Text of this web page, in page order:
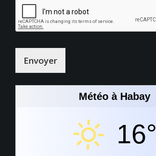
Envoyer
Météo à Habay
16°